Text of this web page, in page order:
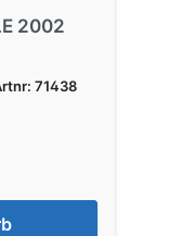
2002
71438